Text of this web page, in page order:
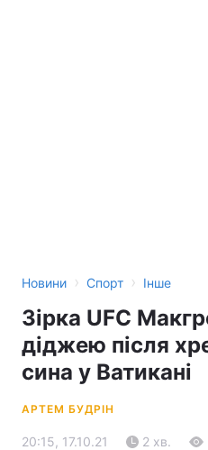
Новини › Спорт › Інше
Зірка UFC
діджею після
сина у Ватикані
АРТЕМ БУДРІН
20:15, 17.10.21 2 хв.